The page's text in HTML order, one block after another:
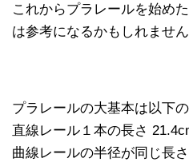
これからプラレールを始め
は参考になるかもしれません
プラレールの大基本は以下の
直線レール１本の長さ
曲線レールの半径が同じ長さ